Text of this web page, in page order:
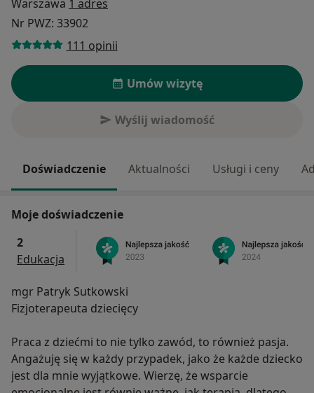
Warszawa 1 adres
Nr PWZ: 33902
111 opinii
Umów wizytę
Wyślij wiadomość
Doświadczenie Aktualności Usługi i ceny
Moje doświadczenie
2
Edukacja
mgr Patryk Sutkowski
Fizjoterapeuta dziecięcy
Praca z dziećmi to nie tylko zawód, to również pasja.
Angażuję się w każdy przypadek, jako że każde dziecko
jest dla mnie wyjątkowe. Wierzę, że wsparcie